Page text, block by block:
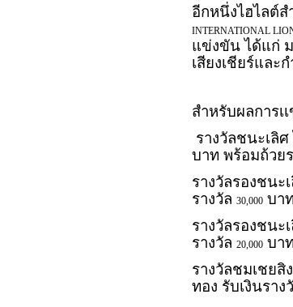
อีกหนึ่งไฮไลต์
INTERNATIONAL
แข่งขัน ได้แก่ ม
เสียงเชียร์แล
สำหรับผลการเ
รางวัลชนะเลิ
บาท พร้อมถ้วย
รางวัลรองชนะ
รางวัล 30,000 บา
รางวัลรองชนะ
รางวัล 20,000 บา
รางวัลชมเชยสิ
ทอง รับเงินราง